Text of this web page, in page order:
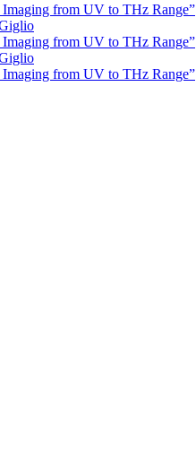
Imaging from UV to THz Range”
Imaging from UV to THz Range”
Imaging from UV to THz Range”